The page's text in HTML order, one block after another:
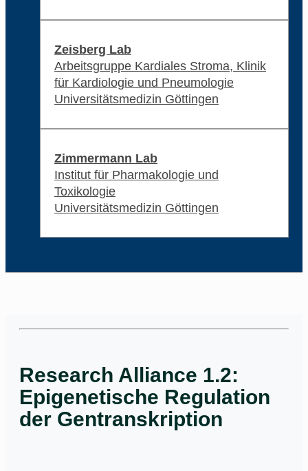
Zeisberg Lab
Arbeitsgruppe Kardiales Stroma, Klinik
für Kardiologie und Pneumologie
Universitätsmedizin Göttingen
Zimmermann Lab
Institut für Pharmakologie und
Toxikologie
Universitätsmedizin Göttingen
Research Alliance 1.2:
Epigenetische Regulation
der Gentranskription